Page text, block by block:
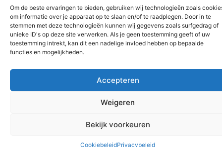
Om de beste ervaringen te bieden, gebruiken wij technologieën zoals
om informatie over je apparaat op te slaan en/of te raadplegen. Door in te
stemmen met deze technologieën kunnen wij gegevens zoals surfgedrag of
unieke ID's op deze site verwerken. Als je geen toestemming geeft of uw
toestemming intrekt, kan dit een nadelige invloed hebben op bepaalde
functies en mogelijkheden.
Accepteren
Weigeren
Bekijk voorkeuren
CookiebeleidPrivacybeleid
maandag t/m
zondag van
16:30 uur -
22:30 uur
17
3078 VM
Rotterdam
0042
© 2025 by Poke At De Schuimspaan
Website gemaakt doorArkdesign.nl